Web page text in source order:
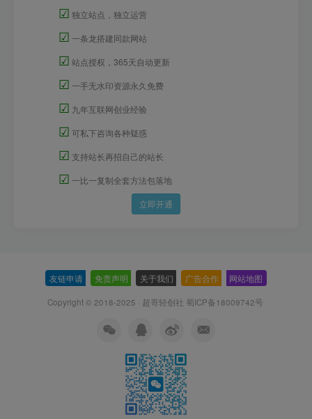
☑ 独立站点，独立运营
☑ 一条龙搭建同款网站
☑ 站点授权，365天自动更新
☑ 一手无水印资源永久免费
☑ 九年互联网创业经验
☑ 可私下咨询各种疑惑
☑ 支持站长再招自己的站长
☑ 一比一复制全套方法包落地
立即开通
友链申请 免责声明 关于我们 广告合作 网站地图
Copyright © 2018-2025 · 超哥轻创社 蜀ICP备18009742号